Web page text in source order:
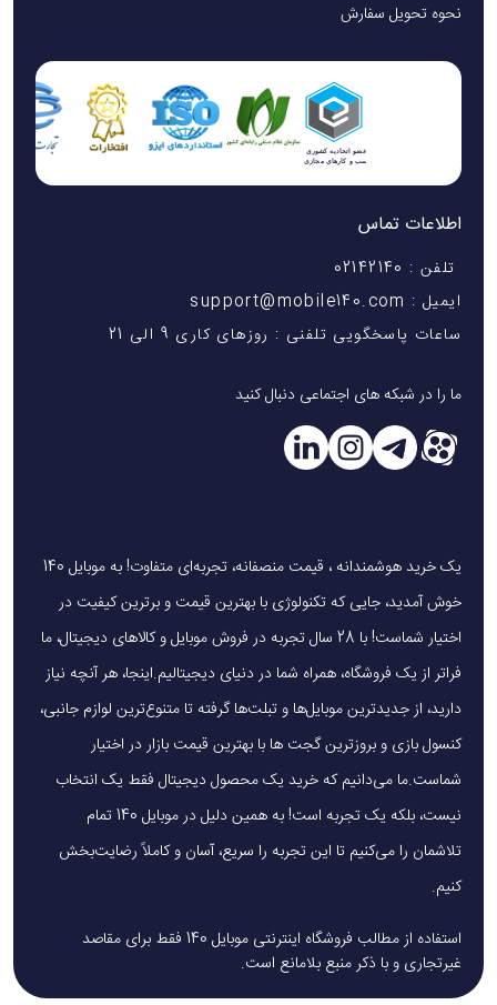
نحوه تحویل سفارش
اطلاعات تماس
تلفن : 02142140
ایمیل : support@mobile140.com
ساعات پاسخگویی تلفنی : روزهای کاری 9 الی 21
ما را در شبکه های اجتماعی دنبال کنید
یک خرید هوشمندانه ، قیمت منصفانه، تجربه‌ای متفاوت! به موبایل 140
خوش آمدید، جایی که تکنولوژی با بهترین قیمت و برترین کیفیت در
اختیار شماست! با 28 سال تجربه در فروش موبایل و کالاهای دیجیتال، ما
فراتر از یک فروشگاه، همراه شما در دنیای دیجیتالیم.اینجا، هر آنچه نیاز
دارید، از جدیدترین موبایل‌ها و تبلت‌ها گرفته تا متنوع‌ترین لوازم جانبی،
کنسول بازی و بروزترین گجت ها با بهترین قیمت بازار در اختیار
شماست.ما می‌دانیم که خرید یک محصول دیجیتال فقط یک انتخاب
نیست، بلکه یک تجربه است! به همین دلیل در موبایل 140 تمام
تلاشمان را می‌کنیم تا این تجربه را سریع، آسان و کاملاً رضایت‌بخش
کنیم.
استفاده از مطالب فروشگاه اینترنتی موبایل 140 فقط برای مقاصد
غیرتجاری و با ذکر منبع بلامانع است.